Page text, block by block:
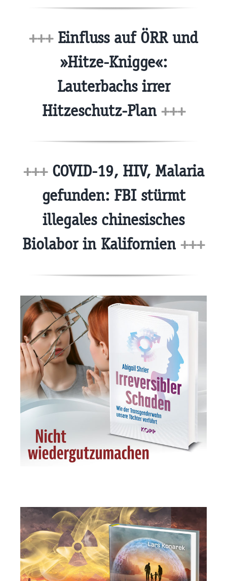
+++Einfluss auf ÖRR und
»Hitze-Knigge«:
Lauterbachs irrer
Hitzeschutz-Plan +++
+++COVID-19, HIV, Malaria
gefunden: FBI stürmt
illegales chinesisches
Biolabor in Kalifornien +++